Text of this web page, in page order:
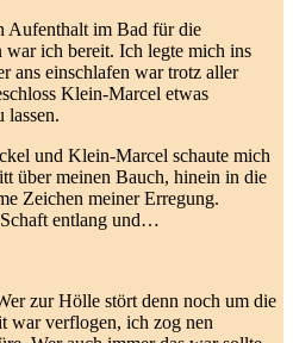
Aufenthalt im Bad für die
ich bereit. Ich legte mich ins
ans einschlafen war trotz aller
Klein-Marcel etwas
lassen.
und Klein-Marcel schaute mich
über meinen Bauch, hinein in die
Zeichen meiner Erregung.
entlang und…
zur Hölle stört denn noch um die
war verflogen, ich zog nen